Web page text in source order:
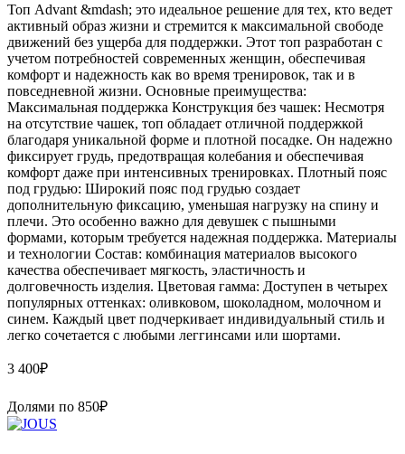
Топ Advant &mdash; это идеальное решение для тех, кто ведет
активный образ жизни и стремится к максимальной свободе
движений без ущерба для поддержки. Этот топ разработан с
учетом потребностей современных женщин, обеспечивая
комфорт и надежность как во время тренировок, так и в
повседневной жизни. Основные преимущества:
Максимальная поддержка Конструкция без чашек: Несмотря
на отсутствие чашек, топ обладает отличной поддержкой
благодаря уникальной форме и плотной посадке. Он надежно
фиксирует грудь, предотвращая колебания и обеспечивая
комфорт даже при интенсивных тренировках. Плотный пояс
под грудью: Широкий пояс под грудью создает
дополнительную фиксацию, уменьшая нагрузку на спину и
плечи. Это особенно важно для девушек с пышными
формами, которым требуется надежная поддержка. Материалы
и технологии Состав: комбинация материалов высокого
качества обеспечивает мягкость, эластичность и
долговечность изделия. Цветовая гамма: Доступен в четырех
популярных оттенках: оливковом, шоколадном, молочном и
синем. Каждый цвет подчеркивает индивидуальный стиль и
легко сочетается с любыми леггинсами или шортами.
3 400₽
Долями по 850₽